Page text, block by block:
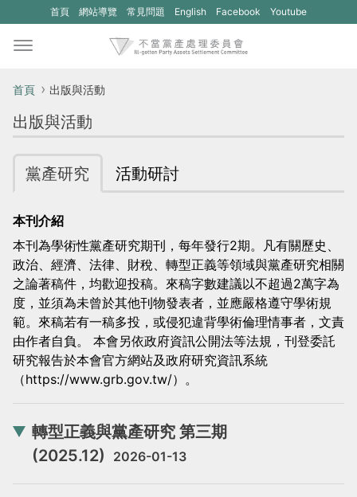
首頁 網站導覽 常見問題 English
(另
新
的
網
站：
不
當
處
Facebook
(另
新
的
網
站：
不
Youtube
首頁 出版與活動
出版與活動
黨產研究 活動研討
本刊介紹
本刊為學術性黨產研究期刊，每年發行2期。凡有關歷史、
政治、經濟、法律、財稅、轉型正義等領域與黨產研究相關
之論著稿件，均歡迎投稿。來稿字數建議以不超過2萬字為
度，並須為未曾於其他刊物發表者，並應嚴格遵守學術規
範。來稿若有一稿多投，或侵犯違背學術倫理情事者，文責
由作者自負。 本會另依政府資訊公開法等法規，刊登委託
研究報告於本會官方網站及政府研究資訊系統
（https://www.grb.gov.tw/）。
轉型正義與黨產研究 第三期
(2025.12)
2026-01-13